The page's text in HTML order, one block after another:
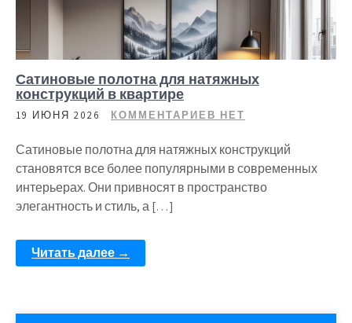
Сатиновые полотна для натяжных
конструкций в квартире
19 ИЮНЯ 2026 КОММЕНТАРИЕВ НЕТ
Сатиновые полотна для натяжных конструкций
становятся все более популярными в современных
интерьерах. Они привносят в пространство
элегантность и стиль, а […]
Читать далее →